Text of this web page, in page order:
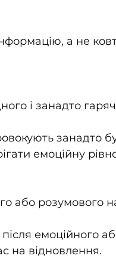
а не
і занадто
занадто
емоційну
або розумового
емоційного
на відновлення.